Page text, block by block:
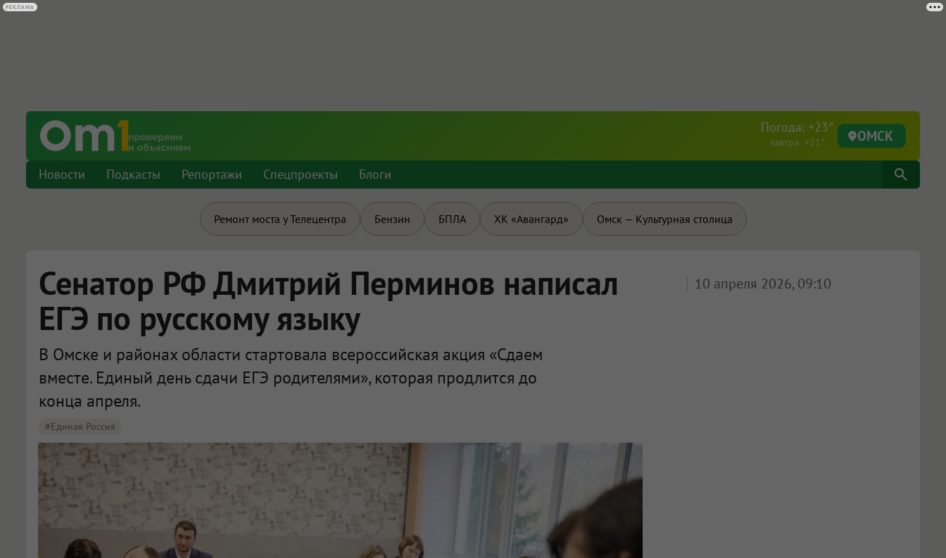
Погода: +23°
завтра +21° ОМСК
Новости Подкасты Репортажи Спецпроекты Блоги
Ремонт моста у Телецентра Бензин БПЛА ХК «Авангард» Омск — Культурная столица
Сенатор РФ Дмитрий Перминов написал
ЕГЭ по русскому языку
В Омске и районах области стартовала всероссийская акция «Сдаем
вместе. Единый день сдачи ЕГЭ родителями», которая продлится до
конца апреля.
#Единая Россия
10 апреля 2026, 09:10
РЕКЛАМА